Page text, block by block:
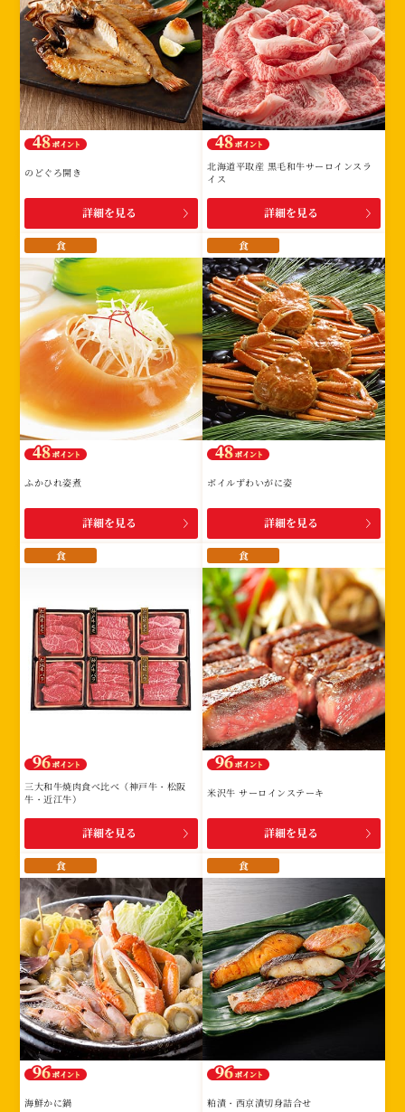
のどぐろ開き
詳細を見る
北海道平取産 黒毛和牛サーロインスラ
イス
詳細を見る
食
ふかひれ姿煮
詳細を見る
食
ボイルずわいがに姿
詳細を見る
食
三大和牛焼肉食べ比べ（神戸牛・松阪
牛・近江牛）
詳細を見る
食
米沢牛 サーロインステーキ
詳細を見る
食
海鮮かに鍋
食
粕漬・西京漬切身詰合せ